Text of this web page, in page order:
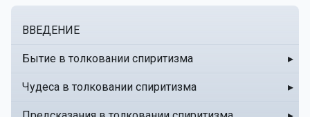
ВВЕДЕНИЕ
Бытие в толковании спиритизма ▸
Чудеса в толковании спиритизма ▸